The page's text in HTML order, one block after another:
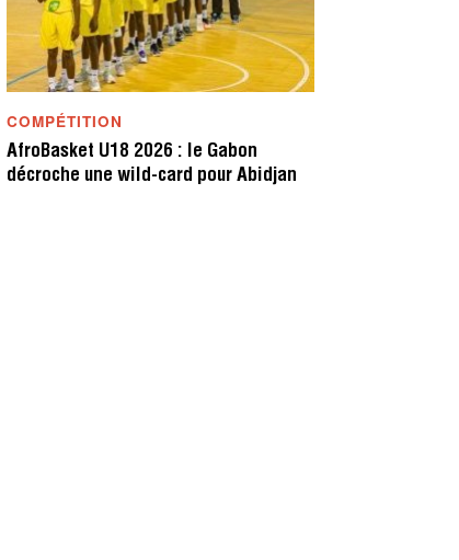
COMPÉTITION
AfroBasket U18 2026 : le Gabon
décroche une wild-card pour Abidjan